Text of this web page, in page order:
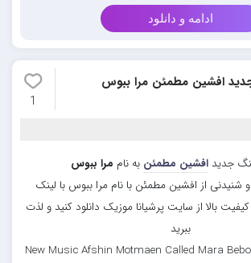
ادامه و دانلود
افشین مطمئن مرا ببوس
1
جدید افشین مطمئن به نام مرا ببوس
شنیدنی از افشین مطمئن با نام مرا ببوس با لینک
بالا از سایت پرشیانا موزیک دانلود کنید و لذت
ببرید
New Music Afshin Motmaen Called Mara